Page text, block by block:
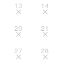
13 14
20 21
27 28